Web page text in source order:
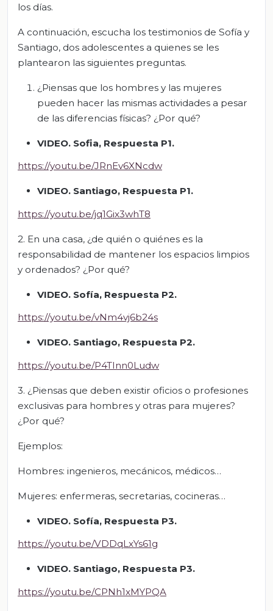
los días.
A continuación, escucha los testimonios de Sofía y
Santiago, dos adolescentes a quienes se les
plantearon las siguientes preguntas.
¿Piensas que los hombres y las mujeres
pueden hacer las mismas actividades a pesar
de las diferencias físicas? ¿Por qué?
VIDEO. Sofia, Respuesta P1.
https://youtu.be/JRnEv6XNcdw
VIDEO. Santiago, Respuesta P1.
https://youtu.be/jq1Gix3whT8
2. En una casa, ¿de quién o quiénes es la
responsabilidad de mantener los espacios limpios
y ordenados? ¿Por qué?
VIDEO. Sofía, Respuesta P2.
https://youtu.be/vNm4vj6b24s
VIDEO. Santiago, Respuesta P2.
https://youtu.be/P4TInn0Ludw
3. ¿Piensas que deben existir oficios o profesiones
exclusivas para hombres y otras para mujeres?
¿Por qué?
Ejemplos:
Hombres: ingenieros, mecánicos, médicos…
Mujeres: enfermeras, secretarias, cocineras…
VIDEO. Sofía, Respuesta P3.
https://youtu.be/VDDqLxYs61g
VIDEO. Santiago, Respuesta P3.
https://youtu.be/CPNh1xMYPQA